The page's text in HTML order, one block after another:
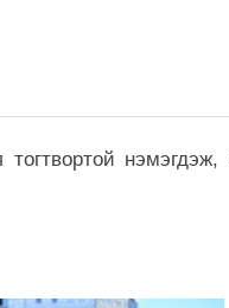
нэмэгдэж,